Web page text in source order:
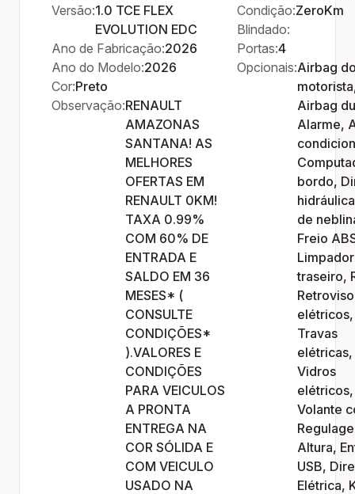
Versão:1.0 TCE FLEX
EVOLUTION EDC
Ano de Fabricação:2026
Ano do Modelo:2026
Cor:Preto
Observação:RENAULT
AMAZONAS
SANTANA! AS
MELHORES
OFERTAS EM
RENAULT 0KM!
TAXA 0.99%
COM 60% DE
ENTRADA E
SALDO EM 36
MESES* (
CONSULTE
CONDIÇÕES*
).VALORES E
CONDIÇÕES
PARA VEICULOS
A PRONTA
ENTREGA NA
COR SÓLIDA E
COM VEICULO
USADO NA
Condição:ZeroKm
Blindado:
Portas:4
Opcionais:Airbag
Airbag
Alarme,
bordo,
de
Freio
Limpador
traseiro,
elétricos,
Travas
elétricas,
Vidros
elétricos,
Volante
Altura,
USB,
Elétrica,